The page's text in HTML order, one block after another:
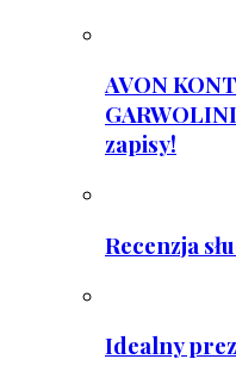
AVON
zapisy!
Recenzja
Idealny